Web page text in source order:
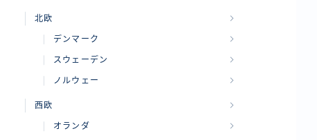
北欧
デンマーク
スウェーデン
ノルウェー
西欧
オランダ